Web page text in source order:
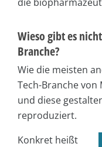
Wieso gibt es
Branche?
Wie die meisten
Tech-Branche
und diese
reproduziert.
Konkret heißt